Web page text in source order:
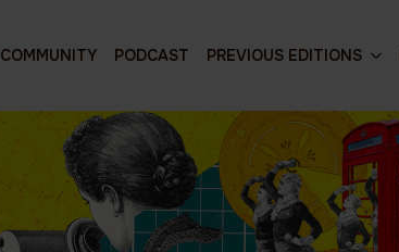
COMMUNITY PODCAST PREVIOUS EDITIONS